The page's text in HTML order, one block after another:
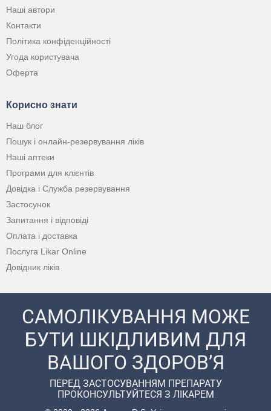
Наші автори
Контакти
Політика конфіденційності
Угода користувача
Оферта
Корисно знати
Наш блог
Пошук і онлайн-резервування ліків
Наші аптеки
Програми для клієнтів
Довідка і Служба резервування
Застосунок
Запитання і відповіді
Оплата і доставка
Послуга Likar Online
Довідник ліків
САМОЛІКУВАННЯ МОЖЕ
БУТИ ШКІДЛИВИМ ДЛЯ
ВАШОГО ЗДОРОВ’Я
ПЕРЕД ЗАСТОСУВАННЯМ ПРЕПАРАТУ
ПРОКОНСУЛЬТУЙТЕСЯ З ЛІКАРЕМ